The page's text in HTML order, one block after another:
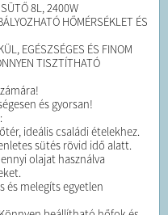
SÜTŐ 8L, 2400W
HŐMÉRSÉKLET ÉS
EGÉSZSÉGES ÉS FINOM
TISZTÍTHATÓ
és gyorsan!
ideális családi ételekhez.
sütés rövid idő alatt.
olajat használva
és melegíts egyetlen